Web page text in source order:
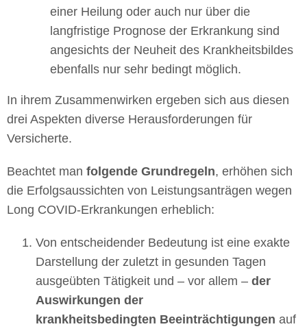
einer Heilung oder auch nur über die
langfristige Prognose der Erkrankung sind
angesichts der Neuheit des Krankheitsbildes
ebenfalls nur sehr bedingt möglich.
In ihrem Zusammenwirken ergeben sich aus diesen
drei Aspekten diverse Herausforderungen für
Versicherte.
Beachtet man folgende Grundregeln, erhöhen sich
die Erfolgsaussichten von Leistungsanträgen wegen
Long COVID-Erkrankungen erheblich:
Von entscheidender Bedeutung ist eine exakte
Darstellung der zuletzt in gesunden Tagen
ausgeübten Tätigkeit und – vor allem – der
Auswirkungen der
krankheitsbedingten Beeinträchtigungen auf